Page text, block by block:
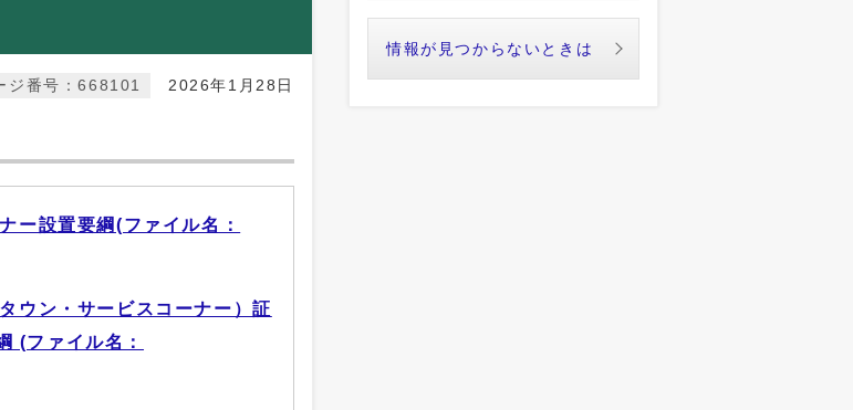
2026年1月28日
ジ番号：668101
ー設置要綱(ファイル名：
ウン・サービスコーナー）証
(ファイル名：
情報が見つからないときは